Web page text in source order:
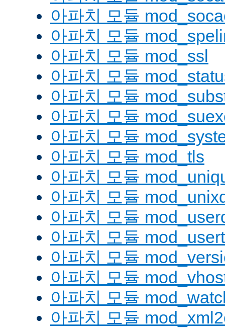
아파치 모듈
아파치 모듈
아파치 모듈 mod_ssl
아파치 모듈
아파치 모듈
아파치 모듈
아파치 모듈
아파치 모듈 mod_tls
아파치 모듈
아파치 모듈
아파치 모듈
아파치 모듈
아파치 모듈
아파치 모듈
아파치 모듈
아파치 모듈